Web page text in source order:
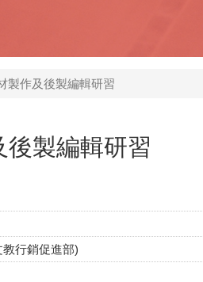
製作及後製編輯研習
後製編輯研習
行銷促進部)